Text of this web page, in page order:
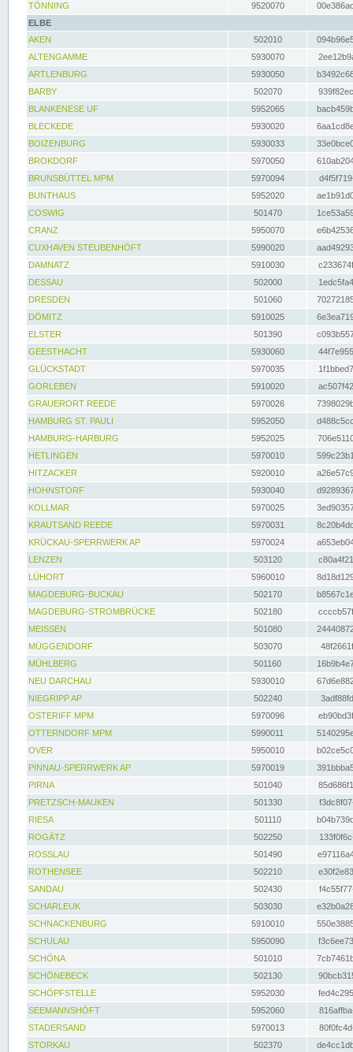
TÖNNING
9520070
ELBE
AKEN
502010
ALTENGAMME
5930070
ARTLENBURG
5930050
BARBY
502070
BLANKENESE UF
5952065
BLECKEDE
5930020
BOIZENBURG
5930033
BROKDORF
5970050
BRUNSBÜTTEL MPM
5970094
BUNTHAUS
5952020
COSWIG
501470
CRANZ
5950070
CUXHAVEN STEUBENHÖFT
5990020
DAMNATZ
5910030
DESSAU
502000
DRESDEN
501060
DÖMITZ
5910025
ELSTER
501390
GEESTHACHT
5930060
GLÜCKSTADT
5970035
GORLEBEN
5910020
GRAUERORT REEDE
5970026
HAMBURG ST. PAULI
5952050
HAMBURG-HARBURG
5952025
HETLINGEN
5970010
HITZACKER
5920010
HOHNSTORF
5930040
KOLLMAR
5970025
KRAUTSAND REEDE
5970031
KRÜCKAU-SPERRWERK AP
5970024
LENZEN
503120
LÜHORT
5960010
MAGDEBURG-BUCKAU
502170
MAGDEBURG-STROMBRÜCKE
502180
MEISSEN
501080
MÜGGENDORF
503070
MÜHLBERG
501160
NEU DARCHAU
5930010
NIEGRIPP AP
502240
OSTERIFF MPM
5970096
OTTERNDORF MPM
5990011
OVER
5950010
PINNAU-SPERRWERK AP
5970019
PIRNA
501040
PRETZSCH-MAUKEN
501330
RIESA
501110
ROGÄTZ
502250
ROSSLAU
501490
ROTHENSEE
502210
SANDAU
502430
SCHARLEUK
503030
SCHNACKENBURG
5910010
SCHULAU
5950090
SCHÖNA
501010
SCHÖNEBECK
502130
SCHÖPFSTELLE
5952030
SEEMANNSHÖFT
5952060
STADERSAND
5970013
STORKAU
502370